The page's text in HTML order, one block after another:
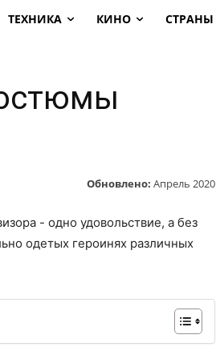
ТЕХНИКА КИНО СТРАНЫ
Обновлено: Апрель 2020
- одно удовольствие, а без
одетых героинях различных